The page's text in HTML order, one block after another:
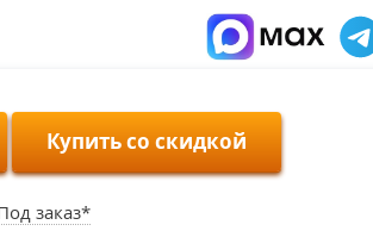
Купить со скидкой
заказ*